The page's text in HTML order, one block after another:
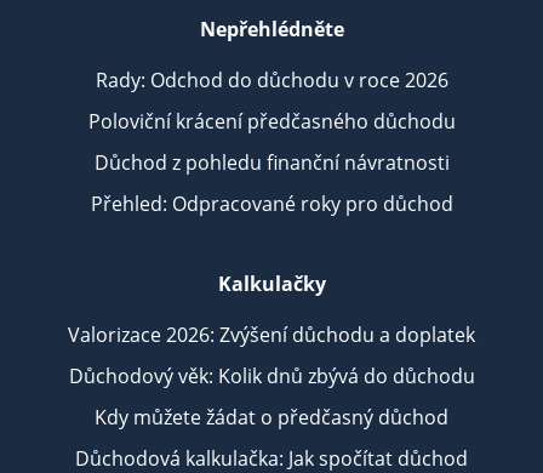
Nepřehlédněte
Rady: Odchod do důchodu v roce 2026
Poloviční krácení předčasného důchodu
Důchod z pohledu finanční návratnosti
Přehled: Odpracované roky pro důchod
Kalkulačky
Valorizace 2026: Zvýšení důchodu a doplatek
Důchodový věk: Kolik dnů zbývá do důchodu
Kdy můžete žádat o předčasný důchod
Důchodová kalkulačka: Jak spočítat důchod